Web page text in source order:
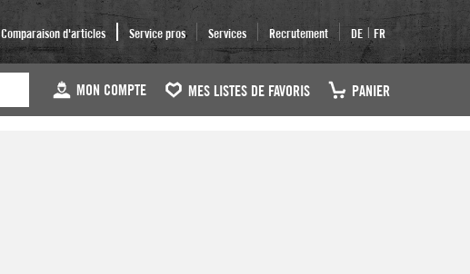
Comparaison d'articles Service pros Services Recrutement DE | FR
MON COMPTE MES LISTES DE FAVORIS PANIER